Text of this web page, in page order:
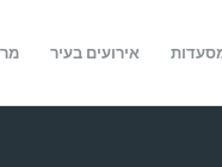
אירועים בעיר